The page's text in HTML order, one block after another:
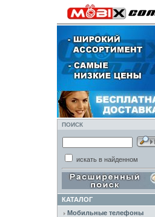
ПОИСК
искать в найденном
КАТАЛОГ
Мобильные телефоны